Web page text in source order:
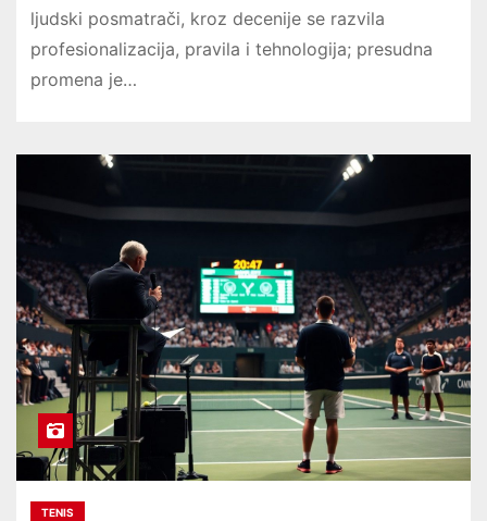
ljudski posmatrači, kroz decenije se razvila
profesionalizacija, pravila i tehnologija; presudna
promena je…
TENIS